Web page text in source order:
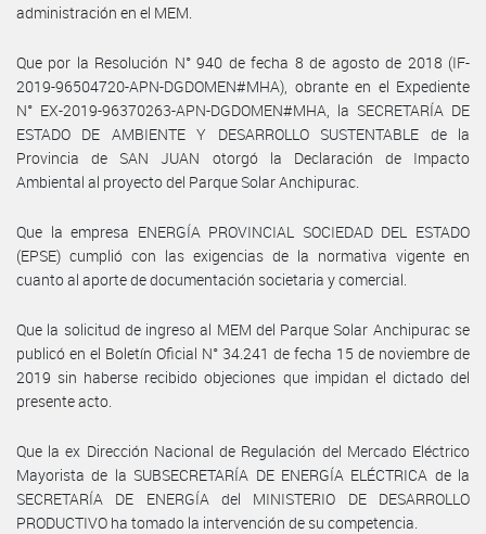
administración en el MEM.
Que por la Resolución N° 940 de fecha 8 de agosto de 2018 (IF-
2019-96504720-APN-DGDOMEN#MHA), obrante en el Expediente
N° EX-2019-96370263-APN-DGDOMEN#MHA, la SECRETARÍA DE
ESTADO DE AMBIENTE Y DESARROLLO SUSTENTABLE de la
Provincia de SAN JUAN otorgó la Declaración de Impacto
Ambiental al proyecto del Parque Solar Anchipurac.
Que la empresa ENERGÍA PROVINCIAL SOCIEDAD DEL ESTADO
(EPSE) cumplió con las exigencias de la normativa vigente en
cuanto al aporte de documentación societaria y comercial.
Que la solicitud de ingreso al MEM del Parque Solar Anchipurac se
publicó en el Boletín Oficial N° 34.241 de fecha 15 de noviembre de
2019 sin haberse recibido objeciones que impidan el dictado del
presente acto.
Que la ex Dirección Nacional de Regulación del Mercado Eléctrico
Mayorista de la SUBSECRETARÍA DE ENERGÍA ELÉCTRICA de la
SECRETARÍA DE ENERGÍA del MINISTERIO DE DESARROLLO
PRODUCTIVO ha tomado la intervención de su competencia.